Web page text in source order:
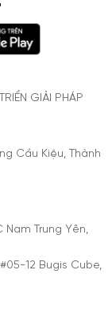
GIẢI PHÁP
Cầu Kiệu, Thành
Nam Trung Yên,
12 Bugis Cube,